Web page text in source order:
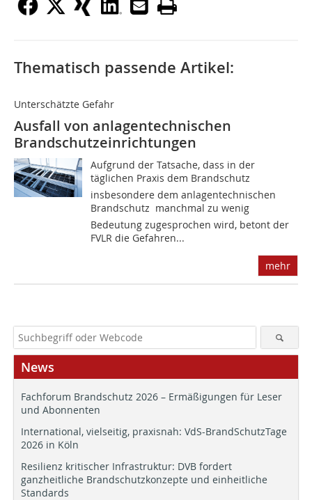
Thematisch passende Artikel:
Unterschätzte Gefahr
Ausfall von anlagentechnischen
Brandschutzeinrichtungen
Aufgrund der Tatsache, dass in der
täglichen Praxis dem Brandschutz 
insbesondere dem anlagentechnischen
Brandschutz  manchmal zu wenig
Bedeutung zugesprochen wird, betont der
FVLR die Gefahren...
mehr
News
Fachforum Brandschutz 2026 – Ermäßigungen für Leser
und Abonnenten
International, vielseitig, praxisnah: VdS-BrandSchutzTage
2026 in Köln
Resilienz kritischer Infrastruktur: DVB fordert
ganzheitliche Brandschutzkonzepte und einheitliche
Standards